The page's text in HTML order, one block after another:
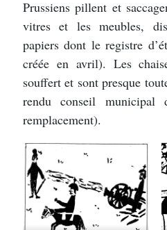
Prussiens pillent et
vitres et les meubles,
papiers dont le registre
créée en avril). Les
souffert et sont presque
rendu conseil
remplacement).